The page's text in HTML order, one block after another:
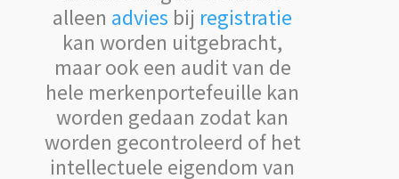
alleen advies bij registratie
kan worden uitgebracht,
maar ook een audit van de
hele merkenportefeuille kan
worden gedaan zodat kan
worden gecontroleerd of het
intellectuele eigendom van